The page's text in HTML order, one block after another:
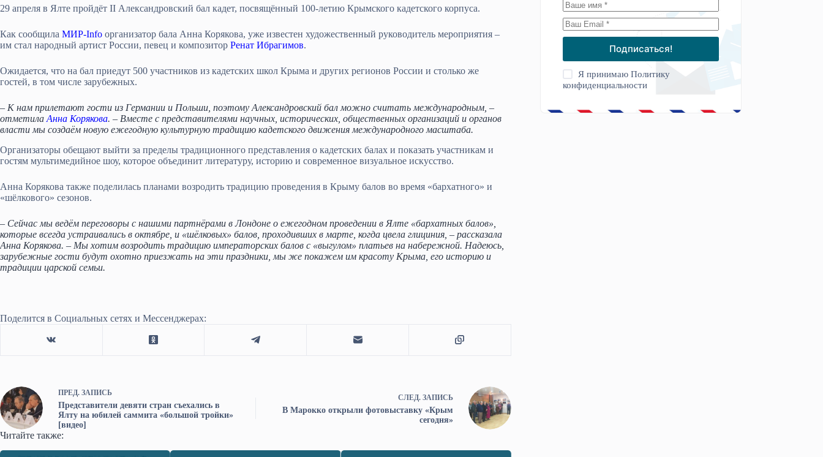
29 апреля в Ялте пройдёт II Александровский бал кадет, посвящённый 100-летию Крымского кадетского корпуса.
Как сообщила МИР-Info организатор бала Анна Корякова, уже известен художественный руководитель мероприятия –
им стал народный артист России, певец и композитор Ренат Ибрагимов.
Ожидается, что на бал приедут 500 участников из кадетских школ Крыма и других регионов России и столько же
гостей, в том числе зарубежных.
– К нам прилетают гости из Германии и Польши, поэтому Александровский бал можно считать международным, –
отметила Анна Корякова. – Вместе с представителями научных, исторических, общественных организаций и органов
власти мы создаём новую ежегодную культурную традицию кадетского движения международного масштаба.
Организаторы обещают выйти за пределы традиционного представления о кадетских балах и показать участникам и
гостям мультимедийное шоу, которое объединит литературу, историю и современное визуальное искусство.
Анна Корякова также поделилась планами возродить традицию проведения в Крыму балов во время «бархатного» и
«шёлкового» сезонов.
– Сейчас мы ведём переговоры с нашими партнёрами в Лондоне о ежегодном проведении в Ялте «бархатных балов»,
которые всегда устраивались в октябре, и «шёлковых» балов, проходивших в марте, когда цвела глициния, – рассказала
Анна Корякова. – Мы хотим возродить традицию императорских балов с «выгулом» платьев на набережной. Надеюсь,
зарубежные гости будут охотно приезжать на эти праздники, мы же покажем им красоту Крыма, его историю и
традиции царской семьи.
Поделится в Социальных сетях и Мессенджерах:
ПРЕД. ЗАПИСЬ
Представители девяти стран съехались в
Ялту на юбилей саммита «большой тройки»
[видео]
СЛЕД. ЗАПИСЬ
В Марокко открыли фотовыставку «Крым
сегодня»
Читайте также:
Подписаться!
Я принимаюПолитику
конфиденциальности